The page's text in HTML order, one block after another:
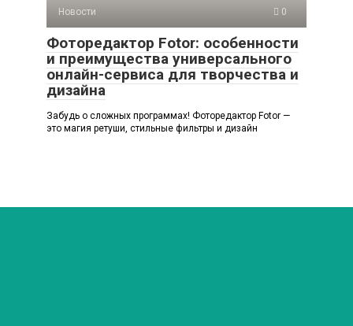
Новости 0
Фоторедактор Fotor: особенности
и преимущества универсального
онлайн-сервиса для творчества и
дизайна
Забудь о сложных программах! Фоторедактор Fotor —
это магия ретуши, стильные фильтры и дизайн